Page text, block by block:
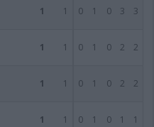
1 1 0 1 0 3 3
1 1 0 1 0 2 2
1 1 0 1 0 2 2
1 1 0 1 0 1 1